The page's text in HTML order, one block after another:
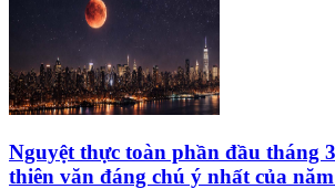
Nguyệt thực toàn phần đầu tháng
thiên văn đáng chú ý nhất của